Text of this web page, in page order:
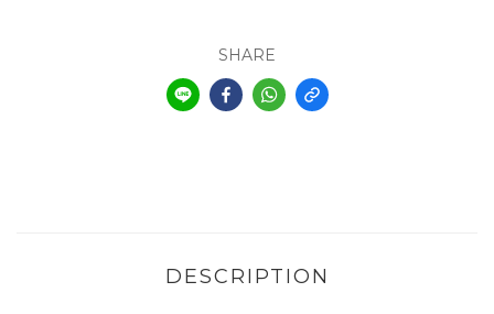
SHARE
DESCRIPTION